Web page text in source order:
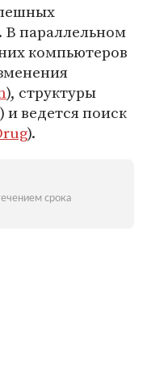
В параллельном
компьютеров
), структуры
) и ведется поиск
).
срока